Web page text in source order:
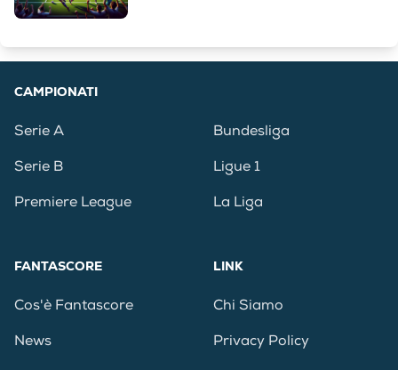
CAMPIONATI
Serie A
Serie B
Premiere League
Bundesliga
Ligue 1
La Liga
FANTASCORE
Cos'è Fantascore
News
LINK
Chi Siamo
Privacy Policy